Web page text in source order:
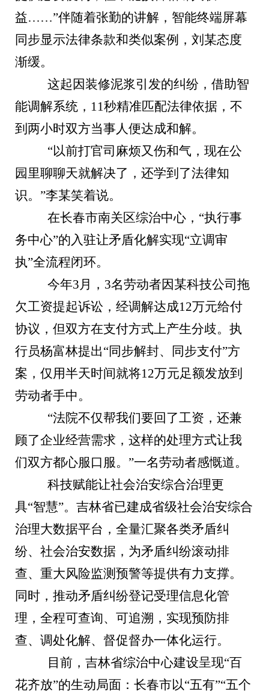
益……”伴随着张勤的讲解，智能终端屏幕
同步显示法律条款和类似案例，刘某态度
渐缓。
这起因装修泥浆引发的纠纷，借助智
能调解系统，11秒精准匹配法律依据，不
到两小时双方当事人便达成和解。
“以前打官司麻烦又伤和气，现在公
园里聊聊天就解决了，还学到了法律知
识。”李某笑着说。
在长春市南关区综治中心，“执行事
务中心”的入驻让矛盾化解实现“立调审
执”全流程闭环。
今年3月，3名劳动者因某科技公司拖
欠工资提起诉讼，经调解达成12万元给付
协议，但双方在支付方式上产生分歧。执
行员杨富林提出“同步解封、同步支付”方
案，仅用半天时间就将12万元足额发放到
劳动者手中。
“法院不仅帮我们要回了工资，还兼
顾了企业经营需求，这样的处理方式让我
们双方都心服口服。”一名劳动者感慨道。
科技赋能让社会治安综合治理更
具“智慧”。吉林省已建成省级社会治安综合
治理大数据平台，全量汇聚各类矛盾纠
纷、社会治安数据，为矛盾纠纷滚动排
查、重大风险监测预警等提供有力支撑。
同时，推动矛盾纠纷登记受理信息化管
理，全程可查询、可追溯，实现预防排
查、调处化解、督促督办一体化运行。
目前，吉林省综治中心建设呈现“百
花齐放”的生动局面：长春市以“五有”“五个